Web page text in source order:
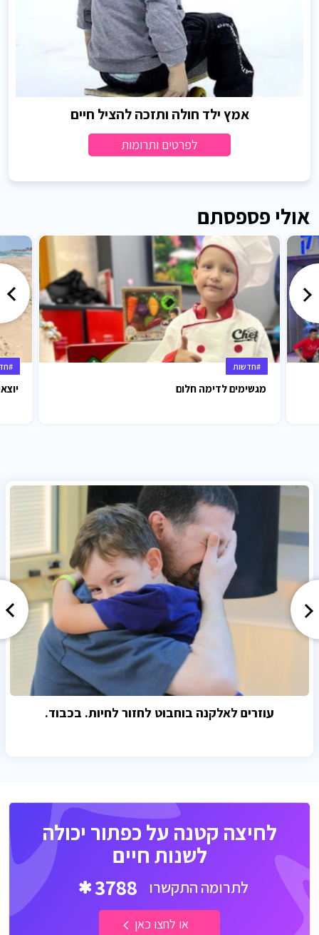
אמץ ילד חולה ותזכה להציל חיים
לפרטים ותרומות
אולי פספסתם
#חדשות
מגשימים לדימה חלום
עוזרים לאלקנה בוחבוט לחזור לחיות. בכבוד.
לחיצה קטנה על כפתור יכולה
לשנות חיים
לתרומה התקשרו 3788
או לחצו כאן